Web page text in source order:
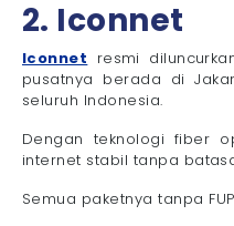
2. Iconnet
Iconnet resmi
pusatnya berada di
seluruh Indonesia.
Dengan teknologi fiber
internet stabil tanpa
Semua paketnya tanpa